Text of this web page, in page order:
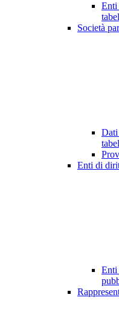
Enti
Società
Dati
Enti di
Enti